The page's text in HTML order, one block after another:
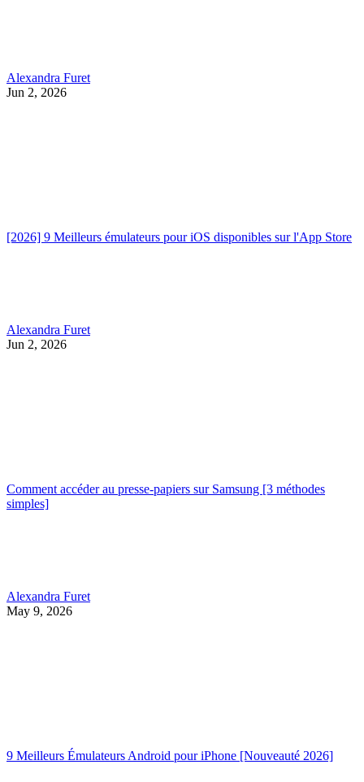
Alexandra Furet
Jun 2, 2026
[2026] 9 Meilleurs émulateurs pour iOS disponibles sur l'App Store
Alexandra Furet
Jun 2, 2026
Comment accéder au presse-papiers sur Samsung [3 méthodes
simples]
Alexandra Furet
May 9, 2026
9 Meilleurs Émulateurs Android pour iPhone [Nouveauté 2026]